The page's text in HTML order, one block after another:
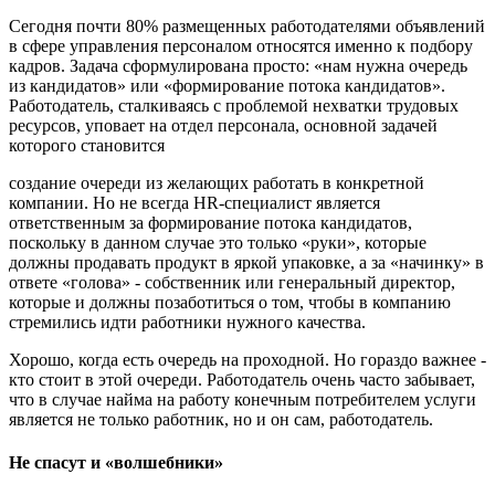
Сегодня почти 80% размещенных работодателями объявлений
в сфере управления персоналом относятся именно к подбору
кадров. Задача сформулирована просто: «нам нужна очередь
из кандидатов» или «формирование потока кандидатов».
Работодатель, сталкиваясь с проблемой нехватки трудовых
ресурсов, уповает на отдел персонала, основной задачей
которого становится
создание очереди из желающих работать в конкретной
компании. Но не всегда HR-специалист является
ответственным за формирование потока кандидатов,
поскольку в данном случае это только «руки», которые
должны продавать продукт в яркой упаковке, а за «начинку» в
ответе «голова» - собственник или генеральный директор,
которые и должны позаботиться о том, чтобы в компанию
стремились идти работники нужного качества.
Хорошо, когда есть очередь на проходной. Но гораздо важнее -
кто стоит в этой очереди. Работодатель очень часто забывает,
что в случае найма на работу конечным потребителем услуги
является не только работник, но и он сам, работодатель.
Не спасут и «волшебники»